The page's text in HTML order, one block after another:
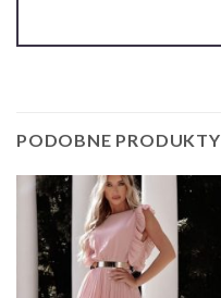
PODOBNE PRODUKTY